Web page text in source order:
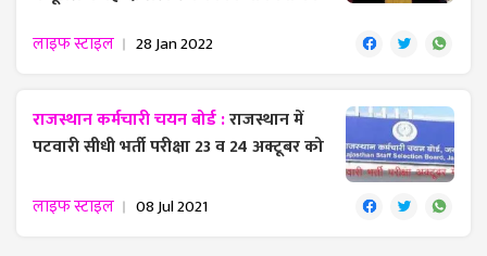
लाइफ स्टाइल 28 Jan 2022
राजस्थान कर्मचारी चयन बोर्ड :राजस्थान में
पटवारी सीधी भर्ती परीक्षा 23 व 24 अक्टूबर को
लाइफ स्टाइल 08 Jul 2021